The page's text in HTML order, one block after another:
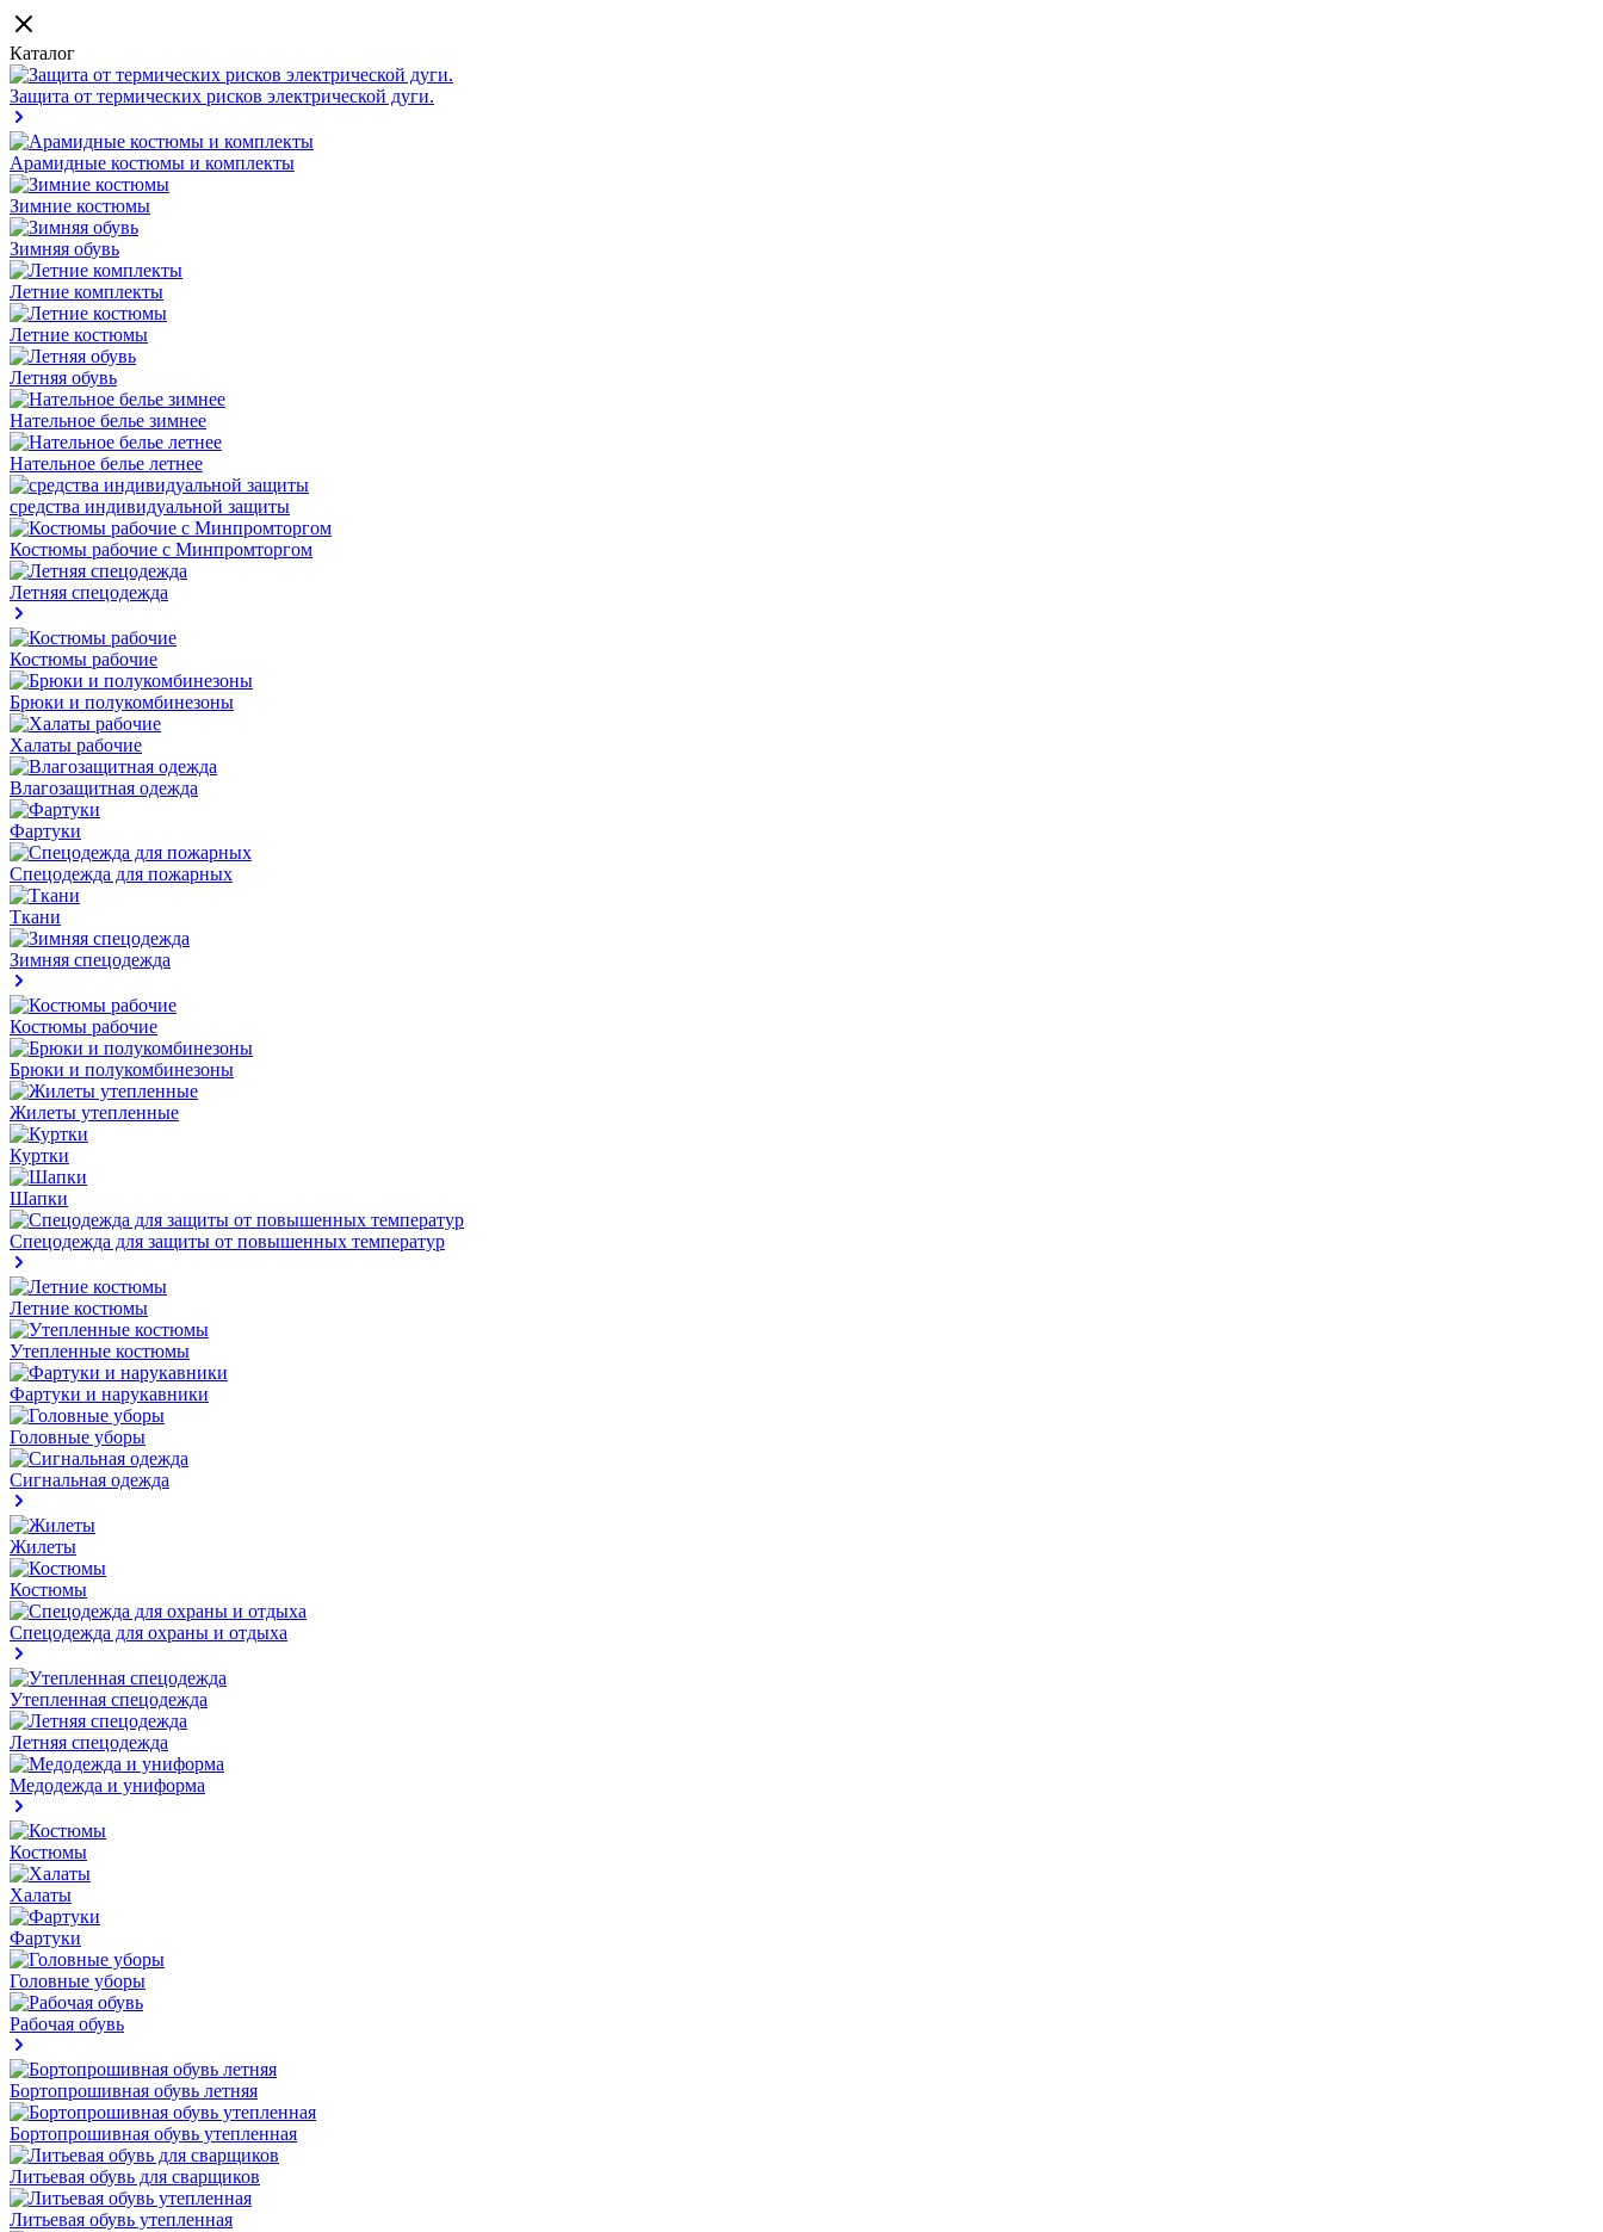
Каталог
Защита от термических рисков электрической дуги.
Арамидные костюмы и комплекты
Зимние костюмы
Зимняя обувь
Летние комплекты
Летние костюмы
Летняя обувь
Нательное белье зимнее
Нательное белье летнее
средства индивидуальной защиты
Костюмы рабочие с Минпромторгом
Летняя спецодежда
Костюмы рабочие
Брюки и полукомбинезоны
Халаты рабочие
Влагозащитная одежда
Фартуки
Спецодежда для пожарных
Ткани
Зимняя спецодежда
Костюмы рабочие
Брюки и полукомбинезоны
Жилеты утепленные
Куртки
Шапки
Спецодежда для защиты от повышенных температур
Летние костюмы
Утепленные костюмы
Фартуки и нарукавники
Головные уборы
Сигнальная одежда
Жилеты
Костюмы
Спецодежда для охраны и отдыха
Утепленная спецодежда
Летняя спецодежда
Медодежда и униформа
Костюмы
Халаты
Фартуки
Головные уборы
Рабочая обувь
Бортопрошивная обувь летняя
Бортопрошивная обувь утепленная
Литьевая обувь для сварщиков
Литьевая обувь утепленная